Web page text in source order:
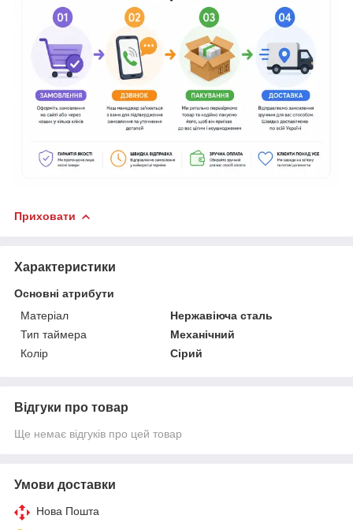
Приховати
Характеристики
Основні атрибути
Матеріал
Нержавіюча сталь
Тип таймера
Механічний
Колір
Сірий
Відгуки про товар
Ще немає відгуків про цей товар
Умови доставки
Нова Пошта